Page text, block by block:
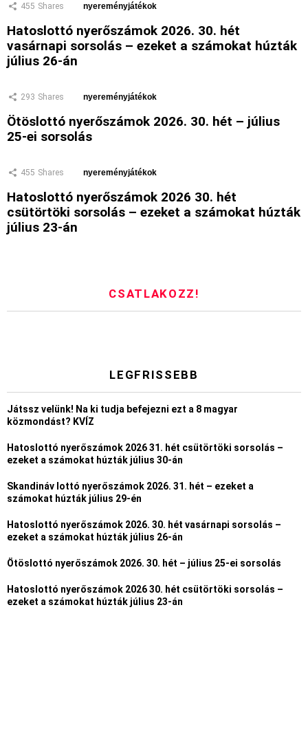
455 Shares nyereményjátékok
Hatoslottó nyerőszámok 2026. 30. hét
vasárnapi sorsolás – ezeket a számokat húzták
július 26-án
293 Shares nyereményjátékok
Ötöslottó nyerőszámok 2026. 30. hét – július
25-ei sorsolás
455 Shares nyereményjátékok
Hatoslottó nyerőszámok 2026 30. hét
csütörtöki sorsolás – ezeket a számokat húzták
július 23-án
CSATLAKOZZ!
LEGFRISSEBB
Játssz velünk! Na ki tudja befejezni ezt a 8 magyar
közmondást? KVÍZ
Hatoslottó nyerőszámok 2026 31. hét csütörtöki sorsolás –
ezeket a számokat húzták július 30-án
Skandináv lottó nyerőszámok 2026. 31. hét – ezeket a
számokat húzták július 29-én
Hatoslottó nyerőszámok 2026. 30. hét vasárnapi sorsolás –
ezeket a számokat húzták július 26-án
Ötöslottó nyerőszámok 2026. 30. hét – július 25-ei sorsolás
Hatoslottó nyerőszámok 2026 30. hét csütörtöki sorsolás –
ezeket a számokat húzták július 23-án